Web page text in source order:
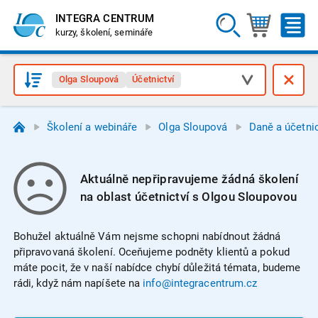
INTEGRA CENTRUM
kurzy, školení, semináře
Olga Sloupová Účetnictví
Školení a webináře Olga Sloupová Daně a
Aktuálně nepřipravujeme žádná školení
na oblast účetnictví s Olgou Sloupovou
Bohužel aktuálně Vám nejsme schopni nabídnout žádná
připravovaná školení. Oceňujeme podněty klientů a pokud
máte pocit, že v naší nabídce chybí důležitá témata, budeme
rádi, když nám napíšete na info@integracentrum.cz